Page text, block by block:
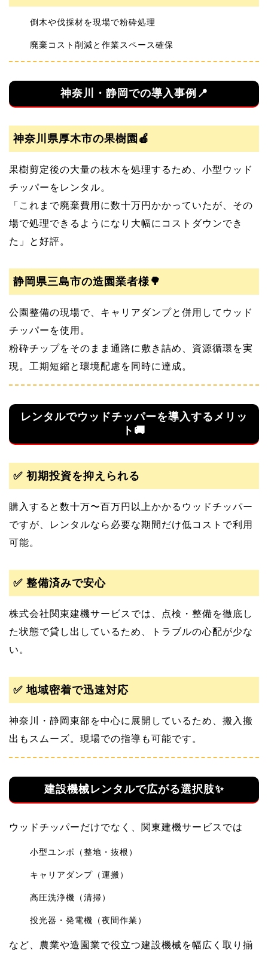
倒木や伐採材を現場で粉砕処理
廃棄コスト削減と作業スペース確保
神奈川・静岡での導入事例📍
神奈川県厚木市の果樹園🍎
果樹剪定後の大量の枝木を処理するため、小型ウッド
チッパーをレンタル。
「これまで廃棄費用に数十万円かかっていたが、その
場で処理できるようになり大幅にコストダウンでき
た」と好評。
静岡県三島市の造園業者様🌳
公園整備の現場で、キャリアダンプと併用してウッド
チッパーを使用。
粉砕チップをそのまま通路に敷き詰め、資源循環を実
現。工期短縮と環境配慮を同時に達成。
レンタルでウッドチッパーを導入するメリッ
ト🚚
✅ 初期投資を抑えられる
購入すると数十万〜百万円以上かかるウッドチッパー
ですが、レンタルなら必要な期間だけ低コストで利用
可能。
✅ 整備済みで安心
株式会社関東建機サービスでは、点検・整備を徹底し
た状態で貸し出しているため、トラブルの心配が少な
い。
✅ 地域密着で迅速対応
神奈川・静岡東部を中心に展開しているため、搬入搬
出もスムーズ。現場での指導も可能です。
建設機械レンタルで広がる選択肢✨
ウッドチッパーだけでなく、関東建機サービスでは
小型ユンボ（整地・抜根）
キャリアダンプ（運搬）
高圧洗浄機（清掃）
投光器・発電機（夜間作業）
など、農業や造園業で役立つ建設機械を幅広く取り揃